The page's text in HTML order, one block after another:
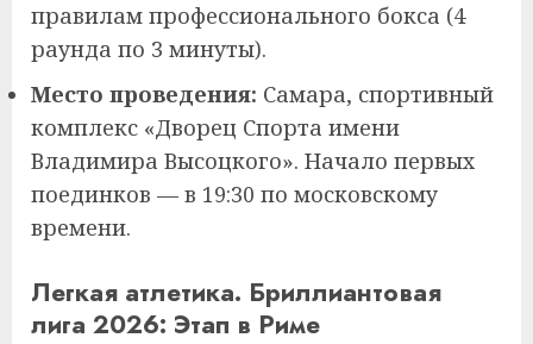
правилам профессионального бокса (4
раунда по 3 минуты).
Место проведения: Самара, спортивный
комплекс «Дворец Спорта имени
Владимира Высоцкого». Начало первых
поединков — в 19:30 по московскому
времени.
Легкая атлетика. Бриллиантовая
лига 2026: Этап в Риме